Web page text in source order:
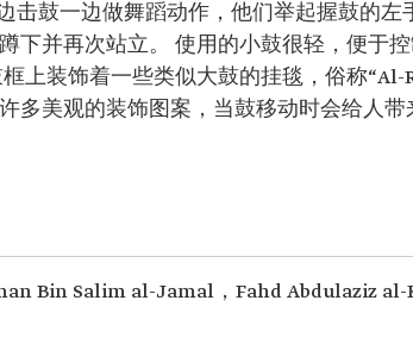
击鼓一边做舞蹈动作，他们举起握鼓的左
下并再次站立。 使用的小鼓很轻，便于
上装饰着一些类似大鼓的挂毯，俗称“Al-
多美观的装饰图案，当鼓移动时会给人带
Bin Salim al-Jamal，Fahd Abdulaziz al-